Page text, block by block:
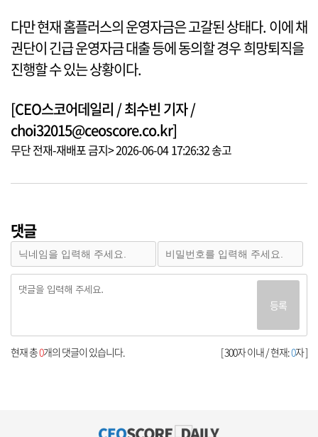
다만 현재 홈플러스의 운영자금은 고갈된 상태다. 이에 채
권단이 긴급 운영자금 대출 등에 동의할 경우 희망퇴직을
진행할 수 있는 상황이다.
[CEO스코어데일리 / 최수빈 기자 /
choi32015@ceoscore.co.kr]
무단 전재-재배포 금지> 2026-06-04 17:26:32 송고
댓글
등록
[ 300자 이내 / 현재:0자 ]
현재 총0개의 댓글이 있습니다.